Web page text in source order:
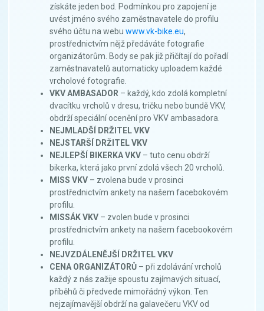
získáte jeden bod. Podmínkou pro zapojení je
uvést jméno svého zaměstnavatele do profilu
svého účtu na webu www.vk-bike.eu,
prostřednictvím nějž předáváte fotografie
organizátorům. Body se pak již přičítají do pořadí
zaměstnavatelů automaticky uploadem každé
vrcholové fotografie.
VKV AMBASADOR – každý, kdo zdolá kompletní
dvacítku vrcholů v dresu, tričku nebo bundě VKV,
obdrží speciální ocenění pro VKV ambasadora.
NEJMLADŠÍ DRŽITEL VKV
NEJSTARŠÍ DRŽITEL VKV
NEJLEPŠÍ BIKERKA VKV – tuto cenu obdrží
bikerka, která jako první zdolá všech 20 vrcholů.
MISS VKV – zvolena bude v prosinci
prostřednictvím ankety na našem facebokovém
profilu.
MISSÁK VKV – zvolen bude v prosinci
prostřednictvím ankety na našem facebookovém
profilu.
NEJVZDÁLENĚJŠÍ DRŽITEL VKV
CENA ORGANIZÁTORŮ – při zdolávání vrcholů
každý z nás zažije spoustu zajímavých situací,
příběhů či předvede mimořádný výkon. Ten
nejzajímavější obdrží na galavečeru VKV od